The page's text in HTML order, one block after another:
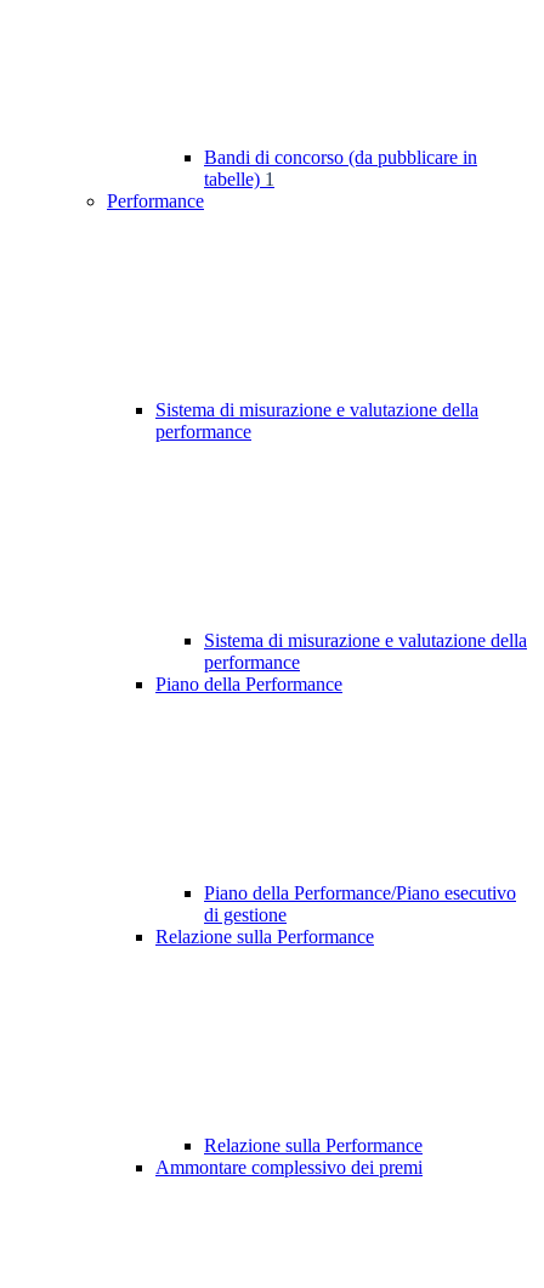
Bandi di concorso (da pubblicare in
tabelle) 1
Performance
Sistema di misurazione e valutazione della
performance
Sistema di misurazione e valutazione della
performance
Piano della Performance
Piano della Performance/Piano esecutivo
di gestione
Relazione sulla Performance
Relazione sulla Performance
Ammontare complessivo dei premi